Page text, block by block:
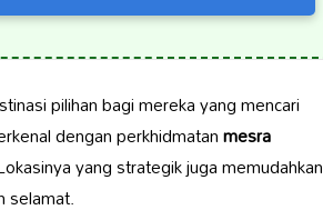
pilihan bagi mereka yang mencari
dengan perkhidmatanmesra
yang strategik juga memudahkan
selamat.